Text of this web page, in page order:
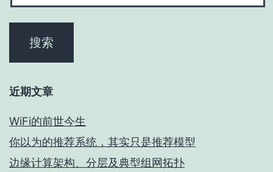
近期文章
WiFi的前世今生
你以为的推荐系统，其实只是推荐模型
边缘计算架构、分层及典型组网拓扑